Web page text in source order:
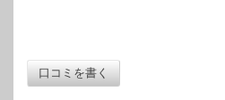
口コミを書く